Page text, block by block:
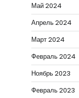
Май 2024
Апрель 2024
Март 2024
Февраль 2024
Ноябрь 2023
Февраль 2023